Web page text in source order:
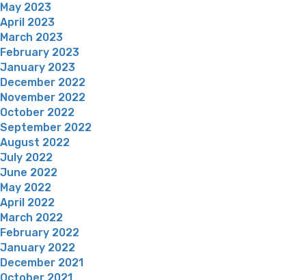
May 2023
April 2023
March 2023
February 2023
January 2023
December 2022
November 2022
October 2022
September 2022
August 2022
July 2022
June 2022
May 2022
April 2022
March 2022
February 2022
January 2022
December 2021